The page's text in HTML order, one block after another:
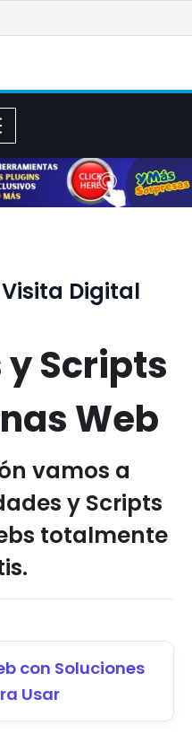
Digital
Scripts
Web
vamos a
y Scripts
totalmente
con Soluciones
Usar